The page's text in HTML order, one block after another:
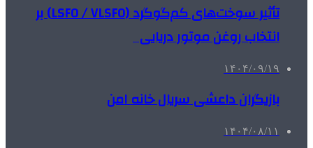
تأثیر سوخت‌های کم‌گوگرد (LSFO / VLSFO) بر
انتخاب روغن موتور دریایی
۱۴۰۴/۰۹/۱۹
بازیگران داعشی سریال خانه امن
۱۴۰۴/۰۸/۱۱